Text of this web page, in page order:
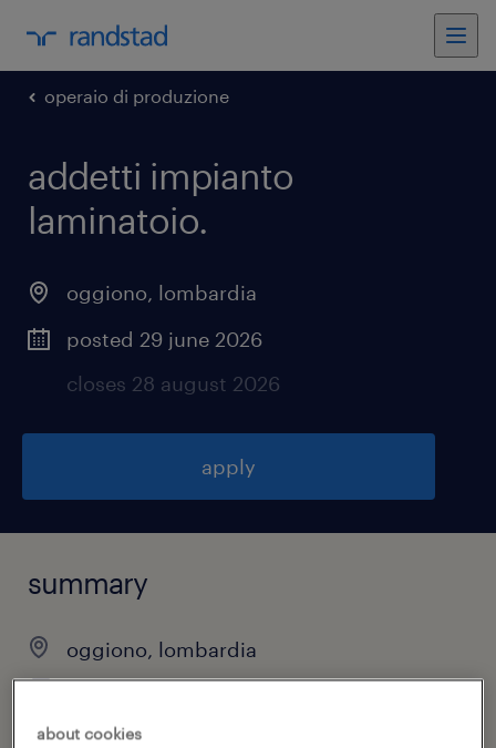
operaio di produzione
addetti impianto
laminatoio.
oggiono, lombardia
posted 29 june 2026
closes 28 august 2026
apply
summary
oggiono, lombardia
€22,000 - €28,000 per year
temporary
about cookies